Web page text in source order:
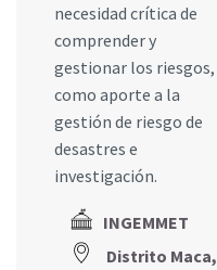
necesidad crítica de
comprender y
gestionar los riesgos,
como aporte a la
gestión de riesgo de
desastres e
investigación.
INGEMMET
Distrito Maca,